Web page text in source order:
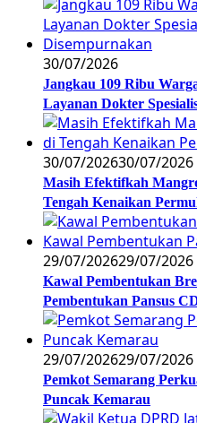
30/07/2026
Jangkau 109 Ribu
Layanan Dokter
30/07/202630/07/2026
Masih Efektifkah
Tengah Kenaikan
29/07/202629/07/2026
Kawal Pembentukan
Pembentukan Pansus
29/07/202629/07/2026
Pemkot Semarang
Puncak Kemarau